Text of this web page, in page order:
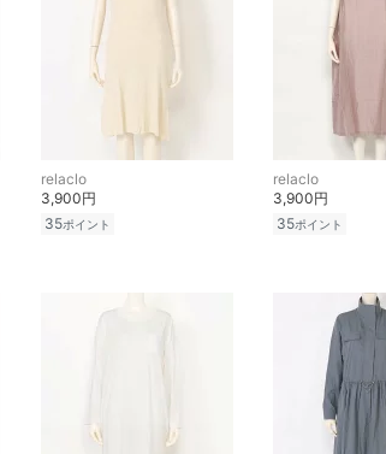
relaclo
3,900円
35ポイント
relaclo
3,900円
35ポイント